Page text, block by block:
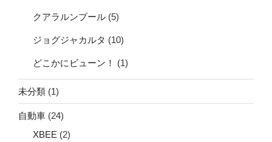
クアラルンプール (5)
ジョグジャカルタ (10)
どこかにビューン！ (1)
未分類 (1)
自動車 (24)
XBEE (2)